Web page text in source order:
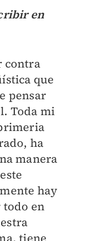
en
contra
que
pensar
Toda mi
ha
manera
hay
todo en